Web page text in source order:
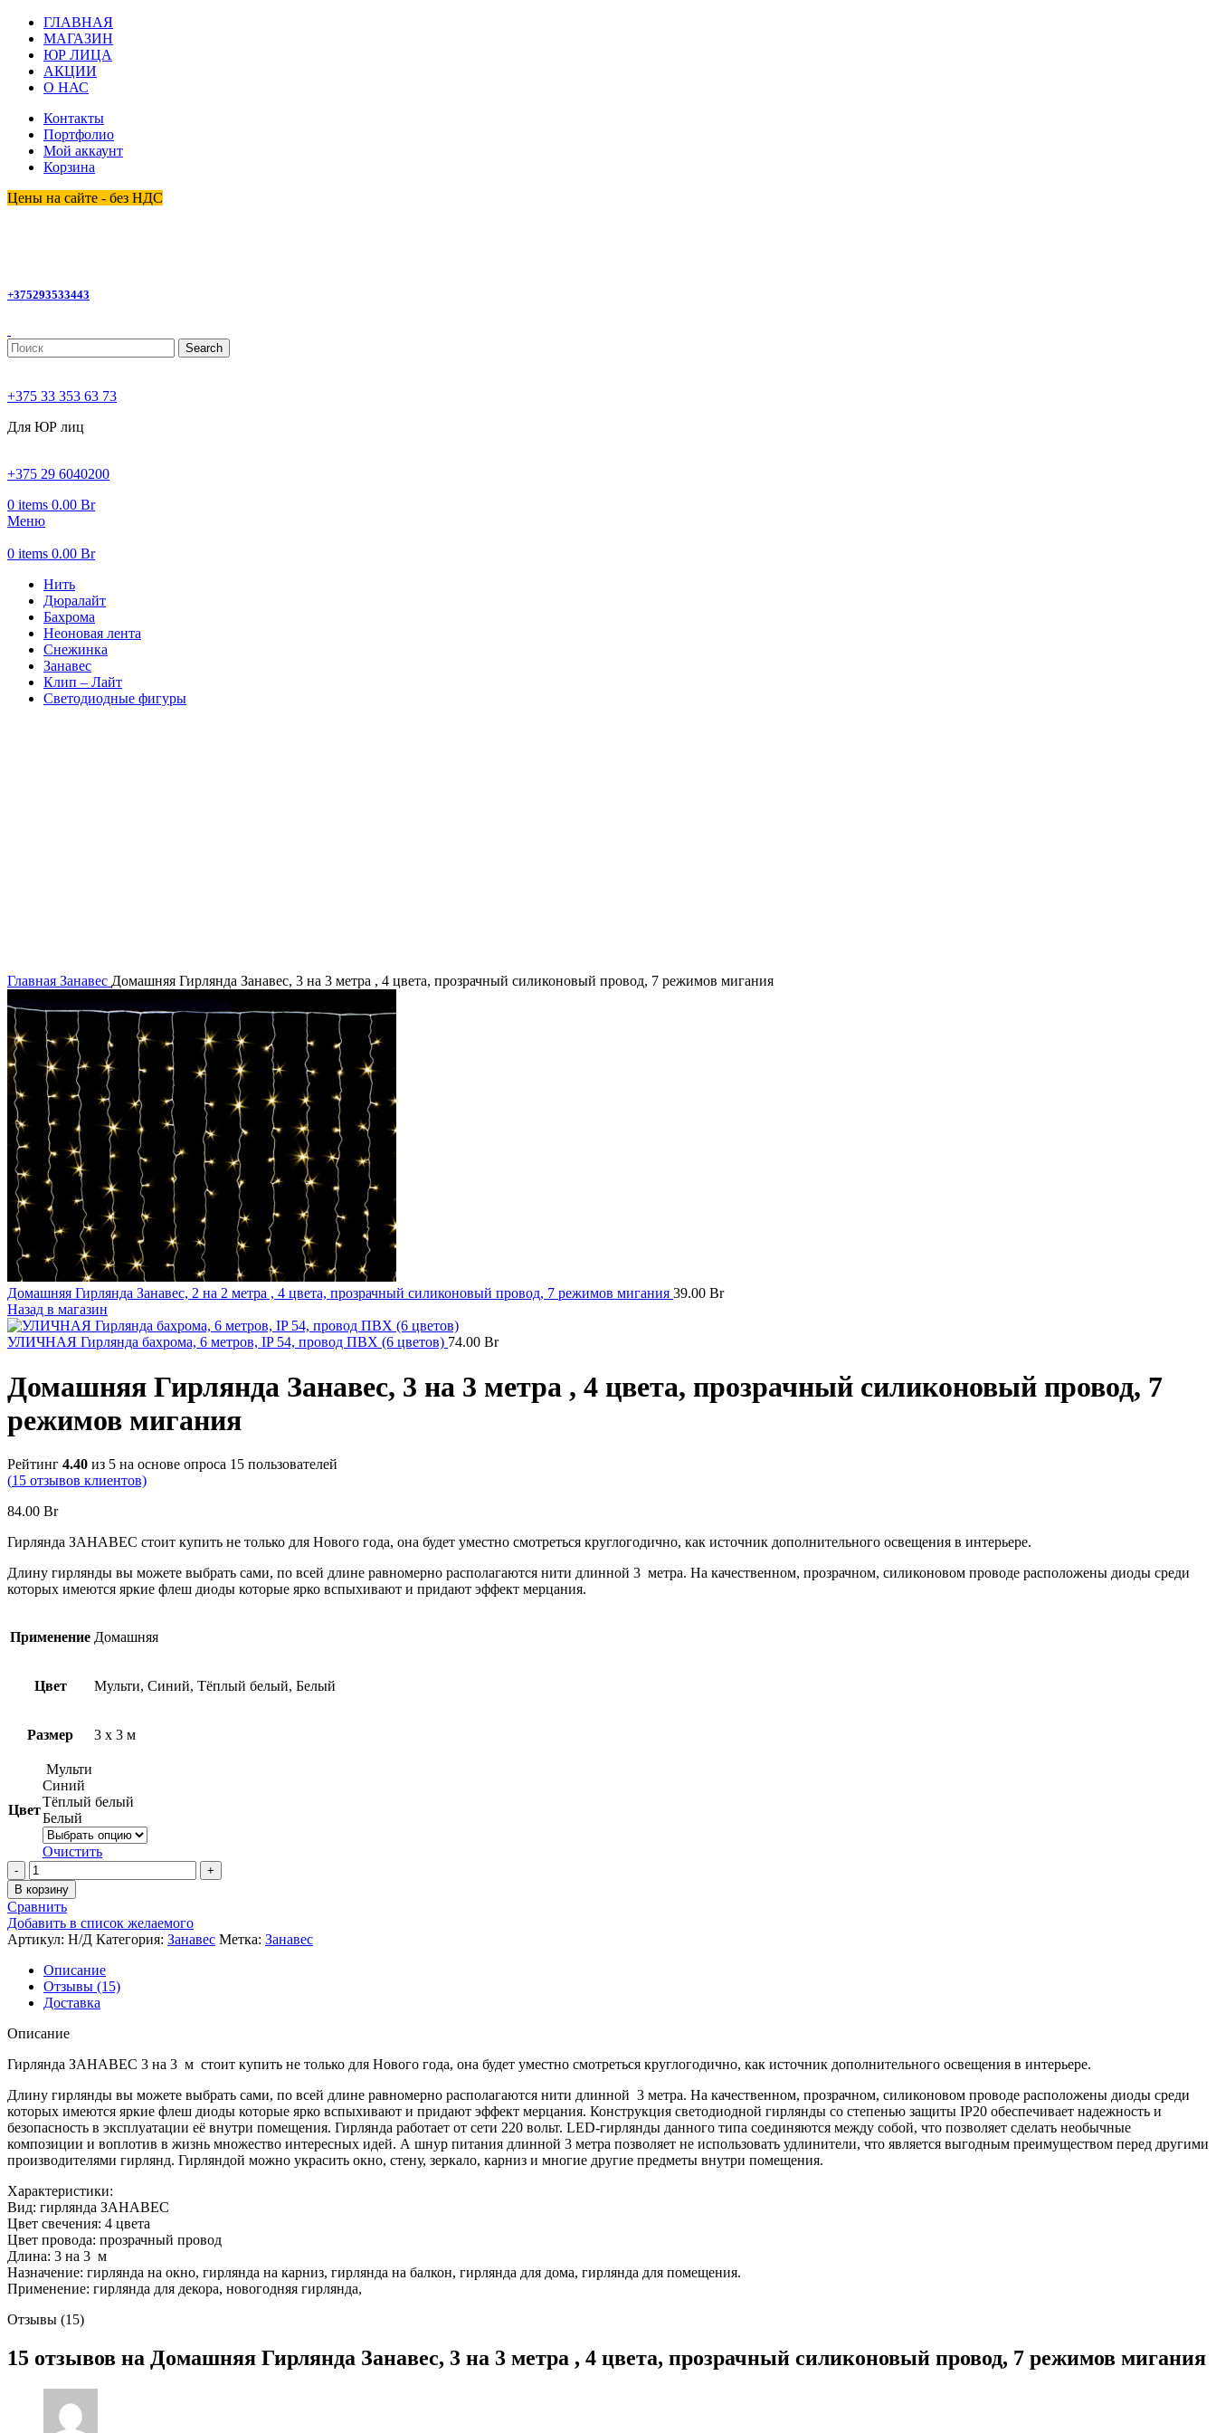
ГЛАВНАЯ
МАГАЗИН
ЮР ЛИЦА
АКЦИИ
О НАС
Контакты
Портфолио
Мой аккаунт
Корзина
Цены на сайте - без НДС
+375293533443
Search
+375 33 353 63 73
Для ЮР лиц
+375 29 6040200
0 items 0.00 Br
Меню
0 items 0.00 Br
Нить
Дюралайт
Бахрома
Неоновая лента
Снежинка
Занавес
Клип – Лайт
Светодиодные фигуры
Главная Занавес Домашняя Гирлянда Занавес, 3 на 3 метра , 4 цвета, прозрачный силиконовый провод, 7 режимов мигания
Домашняя Гирлянда Занавес, 2 на 2 метра , 4 цвета, прозрачный силиконовый провод, 7 режимов мигания 39.00 Br
Назад в магазин
УЛИЧНАЯ Гирлянда бахрома, 6 метров, IP 54, провод ПВХ (6 цветов) 74.00 Br
Домашняя Гирлянда Занавес, 3 на 3 метра , 4 цвета, прозрачный силиконовый провод, 7
режимов мигания
Рейтинг 4.40 из 5 на основе опроса 15 пользователей
(15 отзывов клиентов)
84.00 Br
Гирлянда ЗАНАВЕС стоит купить не только для Нового года, она будет уместно смотреться круглогодично, как источник дополнительного освещения в интерьере.
Длину гирлянды вы можете выбрать сами, по всей длине равномерно располагаются нити длинной 3 метра. На качественном, прозрачном, силиконовом проводе расположены диоды среди
которых имеются яркие флеш диоды которые ярко вспыхивают и придают эффект мерцания.
Применение Домашняя
Цвет Мульти, Синий, Тёплый белый, Белый
Размер 3 x 3 м
Цвет
Мульти
Синий
Тёплый белый
Белый
Очистить
Количество
товара
Домашняя
Гирлянда
Занавес,
3
на
3
метра
4
прозрачный
провод,
7
режимов
мигания
В корзину
Сравнить
Добавить в список желаемого
Артикул: Н/Д Категория: Занавес Метка: Занавес
Описание
Отзывы (15)
Доставка
Описание
Гирлянда ЗАНАВЕС 3 на 3 м стоит купить не только для Нового года, она будет уместно смотреться круглогодично, как источник дополнительного освещения в интерьере.
Длину гирлянды вы можете выбрать сами, по всей длине равномерно располагаются нити длинной 3 метра. На качественном, прозрачном, силиконовом проводе расположены диоды среди
которых имеются яркие флеш диоды которые ярко вспыхивают и придают эффект мерцания. Конструкция светодиодной гирлянды со степенью защиты IP20 обеспечивает надежность и
безопасность в эксплуатации её внутри помещения. Гирлянда работает от сети 220 вольт. LED-гирлянды данного типа соединяются между собой, что позволяет сделать необычные
композиции и воплотив в жизнь множество интересных идей. А шнур питания длинной 3 метра позволяет не использовать удлинители, что является выгодным преимуществом перед другими
производителями гирлянд. Гирляндой можно украсить окно, стену, зеркало, карниз и многие другие предметы внутри помещения.
Характеристики:
Вид: гирлянда ЗАНАВЕС
Цвет свечения: 4 цвета
Цвет провода: прозрачный провод
Длина: 3 на 3 м
Назначение: гирлянда на окно, гирлянда на карниз, гирлянда на балкон, гирлянда для дома, гирлянда для помещения.
Применение: гирлянда для декора, новогодняя гирлянда,
Отзывы (15)
15 отзывов на Домашняя Гирлянда Занавес, 3 на 3 метра , 4 цвета, прозрачный силиконовый провод, 7 режимов мигания